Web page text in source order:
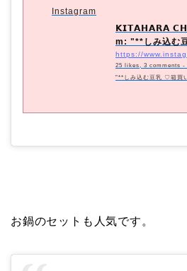
Instagram
𝗞𝗜𝗧𝗔𝗛𝗔𝗥𝗔
m: "**しみ込む
が届いた ♡.抹
25 likes, 3 comments -
"**しみ込む豆乳 ♡箱買
ルサンアイ #しみ込む
お鍋のセットも人気です。